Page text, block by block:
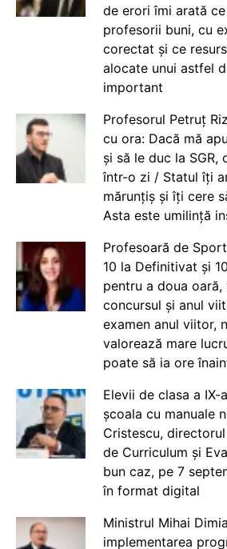
de erori îmi arată
profesorii buni, cu
corectat și ce
alocate unui astfel
important
Profesorul Petruț
cu ora: Dacă mă
și să le duc la SGR,
într-o zi / Statul îți
mărunțiș și îți cere
Asta este umilință
Profesoară de
10 la Definitivat și
pentru a doua oară,
concursul și anul
examen anul viitor,
valorează mare
poate să ia ore
Elevii de clasa a IX-
școala cu manuale
Cristescu,
de Curriculum și
bun caz, pe 7
în format digital
Ministrul Mihai
implementarea